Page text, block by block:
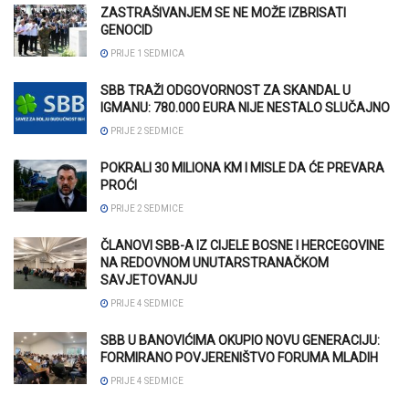
ZASTRAŠIVANJEM SE NE MOŽE IZBRISATI
GENOCID
PRIJE 1 SEDMICA
SBB TRAŽI ODGOVORNOST ZA SKANDAL U
IGMANU: 780.000 EURA NIJE NESTALO SLUČAJNO
PRIJE 2 SEDMICE
POKRALI 30 MILIONA KM I MISLE DA ĆE PREVARA
PROĆI
PRIJE 2 SEDMICE
ČLANOVI SBB-A IZ CIJELE BOSNE I HERCEGOVINE
NA REDOVNOM UNUTARSTRANAČKOM
SAVJETOVANJU
PRIJE 4 SEDMICE
SBB U BANOVIĆIMA OKUPIO NOVU GENERACIJU:
FORMIRANO POVJERENIŠTVO FORUMA MLADIH
PRIJE 4 SEDMICE